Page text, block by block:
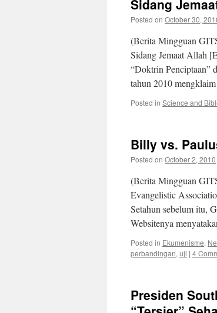
Sidang
Posted on October 30,
(Berita Mingguan
Sidang Jemaat Allah
“Doktrin Penciptaan”
tahun 2010
Posted in Science and
Billy vs.
Posted on October 2, 2010
(Berita Mingguan
Evangelistic
Setahun sebelum itu,
Websitenya
Posted in Ekumenisme,
perbandingan, uji | 4
Presiden